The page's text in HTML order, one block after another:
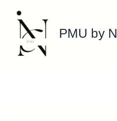
naar
inhoud
PMU by